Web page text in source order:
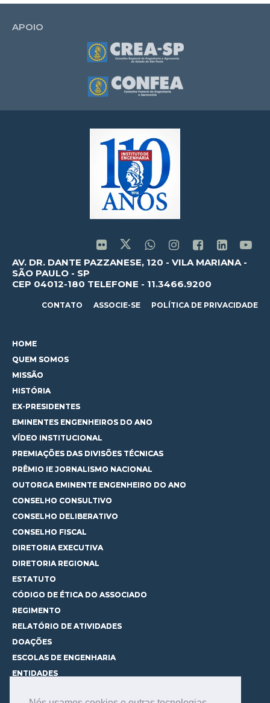
APOIO
AV. DR. DANTE PAZZANESE, 120 - VILA MARIANA -
SÃO PAULO - SP
CEP 04012-180 TELEFONE - 11.3466.9200
CONTATO ASSOCIE-SE POLÍTICA DE PRIVACIDADE
HOME
QUEM SOMOS
MISSÃO
HISTÓRIA
EX-PRESIDENTES
EMINENTES ENGENHEIROS DO ANO
VÍDEO INSTITUCIONAL
PREMIAÇÕES DAS DIVISÕES TÉCNICAS
PRÊMIO IE JORNALISMO NACIONAL
OUTORGA EMINENTE ENGENHEIRO DO ANO
CONSELHO CONSULTIVO
CONSELHO DELIBERATIVO
CONSELHO FISCAL
DIRETORIA EXECUTIVA
DIRETORIA REGIONAL
ESTATUTO
CÓDIGO DE ÉTICA DO ASSOCIADO
REGIMENTO
RELATÓRIO DE ATIVIDADES
DOAÇÕES
ESCOLAS DE ENGENHARIA
ENTIDADES